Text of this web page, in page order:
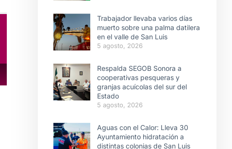
Trabajador llevaba varios días
muerto sobre una palma datilera
en el valle de San Luis
5 agosto, 2026
Respalda SEGOB Sonora a
cooperativas pesqueras y
granjas acuícolas del sur del
Estado
5 agosto, 2026
Aguas con el Calor: Lleva 30
Ayuntamiento hidratación a
distintas colonias de San Luis